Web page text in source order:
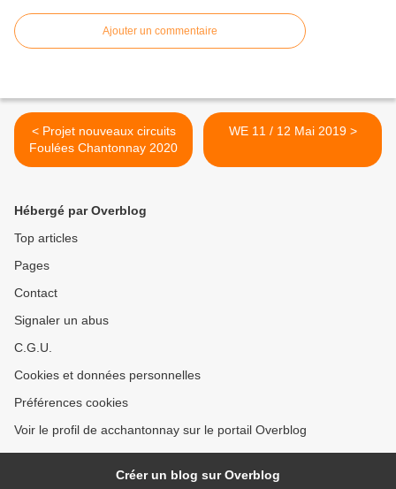
Ajouter un commentaire
< Projet nouveaux circuits
Foulées Chantonnay 2020
WE 11 / 12 Mai 2019 >
Hébergé par Overblog
Top articles
Pages
Contact
Signaler un abus
C.G.U.
Cookies et données personnelles
Préférences cookies
Voir le profil de acchantonnay sur le portail Overblog
Créer un blog sur Overblog